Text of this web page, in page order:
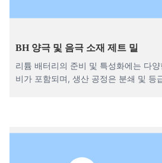
BH 양극 및 음극 소재 제트 밀
리튬 배터리의 준비 및 특성화에는 다
비가 포함되며, 생산 공정은 분쇄 및 등
리의 고품질 생산.